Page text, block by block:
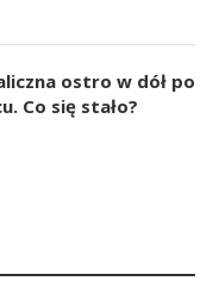
ostro w dół po
Co się stało?